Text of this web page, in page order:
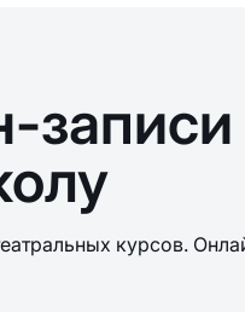
записи
курсов.